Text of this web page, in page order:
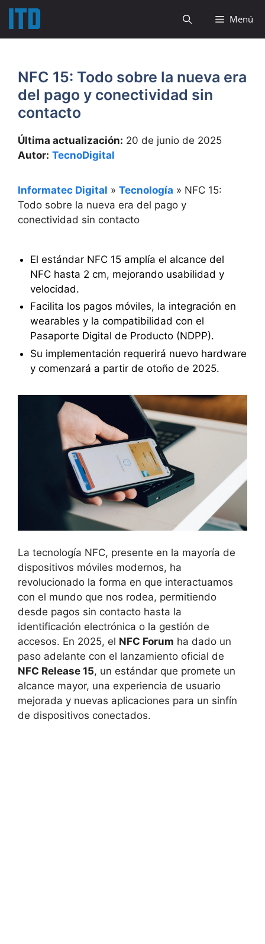
Saltar
contenido
Menú
NFC 15: Todo sobre la nueva era
del pago y conectividad sin
contacto
Última actualización: 20 de junio de 2025
Autor: TecnoDigital
Informatec Digital » Tecnología » NFC 15:
Todo sobre la nueva era del pago y
conectividad sin contacto
El estándar NFC 15 amplía el alcance del
NFC hasta 2 cm, mejorando usabilidad y
velocidad.
Facilita los pagos móviles, la integración en
wearables y la compatibilidad con el
Pasaporte Digital de Producto (NDPP).
Su implementación requerirá nuevo hardware
y comenzará a partir de otoño de 2025.
La tecnología NFC, presente en la mayoría de
dispositivos móviles modernos, ha
revolucionado la forma en que interactuamos
con el mundo que nos rodea, permitiendo
desde pagos sin contacto hasta la
identificación electrónica o la gestión de
accesos. En 2025, el NFC Forum ha dado un
paso adelante con el lanzamiento oficial de
NFC Release 15, un estándar que promete un
alcance mayor, una experiencia de usuario
mejorada y nuevas aplicaciones para un sinfín
de dispositivos conectados.